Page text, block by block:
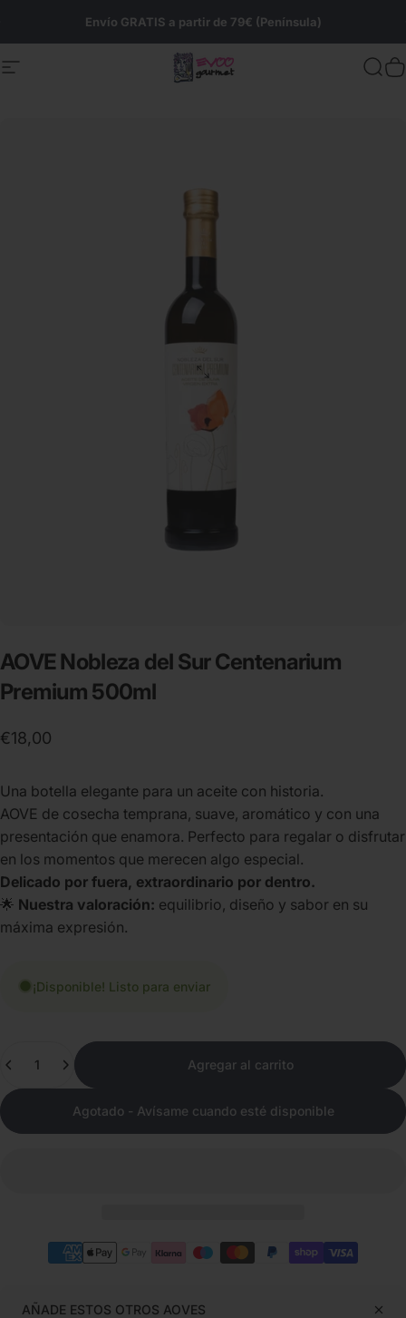
Envío GRATIS a partir de 79€ (Península)
Navegación Evoo Gourmet
AOVE Nobleza del SurCentenarium
Premium 500ml
€18,00
Una botella elegante para un aceite con historia.
AOVE de cosecha temprana, suave, aromático y con una
presentación que enamora. Perfecto para regalar o disfrutar
en los momentos que merecen algo especial.
Delicado por fuera, extraordinario por dentro.
🌟 Nuestra valoración: equilibrio, diseño y sabor en su
máxima expresión.
¡Disponible! Listo para enviar
Agregar al carrito
Agotado - Avísame cuando esté disponible
AÑADE ESTOS OTROS AOVES